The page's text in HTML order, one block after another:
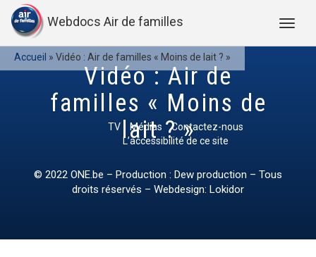
Webdocs Air de familles
Accueil » Vidéo : Air de familles « Moins de lait ? »
Vidéo : Air de
familles « Moins de
lait ? »
TV Médias
Contactez-nous
L’accessibilité de ce site
© 2022 ONE.be – Production : Dew production – Tous
droits réservés – Webdesign: Lokidor